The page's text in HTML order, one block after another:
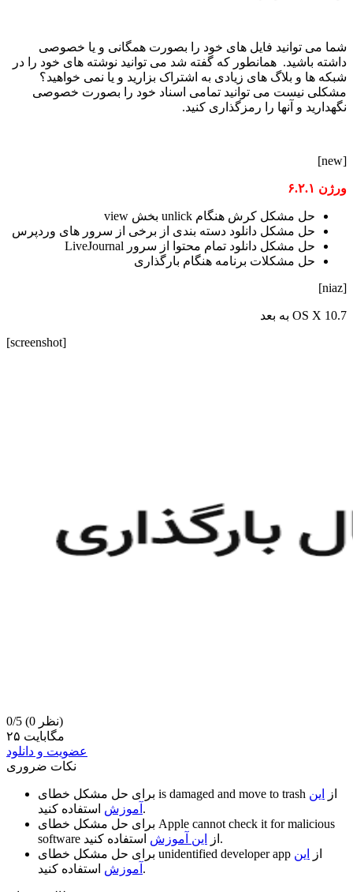
شما می توانید فایل های خود را بصورت همگانی و یا خصوصی
داشته باشید. همانطور که گفته شد می توانید نوشته های خود را در
شبکه ها و بلاگ های زیادی به اشتراک بزارید و یا نمی خواهید؟
مشکلی نیست می توانید تمامی اسناد خود را بصورت خصوصی
نگهدارید و آنها را رمزگذاری کنید.
[new]
ورژن ۶.۲.۱
حل مشکل کرش هنگام unlick بخش view
حل مشکل دانلود دسته بندی از برخی از سرور های وردپرس
حل مشکل دانلود تمام محتوا از سرور LiveJournal
حل مشکلات برنامه هنگام بارگذاری
[niaz]
OS X 10.7 به بعد
[screenshot]
0/5
(0 نظر)
۲۵ مگابایت
عضویت و دانلود
نکات ضروری
is damaged and move to trash از
این
آموزش استفاده کنید.
Apple cannot check it for malicious
software
از این آموزش
استفاده کنید.
unidentified developer app از
این
آموزش استفاده کنید.